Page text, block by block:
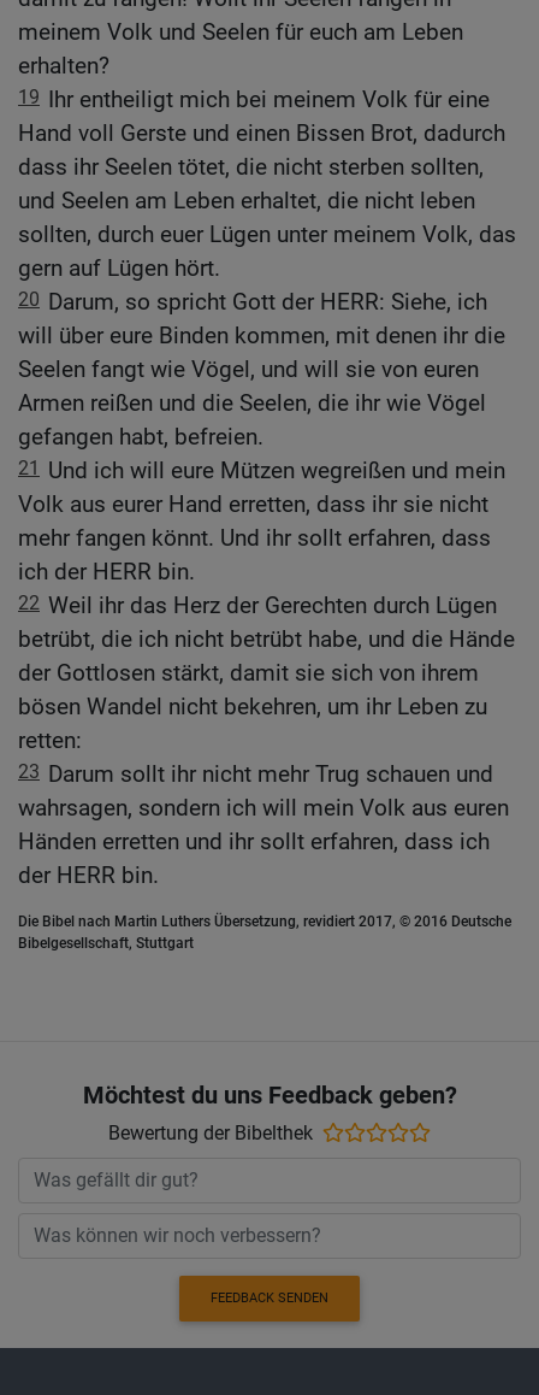
meinem Volk und Seelen für euch am Leben
erhalten?
19 Ihr entheiligt mich bei meinem Volk für eine
Hand voll Gerste und einen Bissen Brot, dadurch
dass ihr Seelen tötet, die nicht sterben sollten,
und Seelen am Leben erhaltet, die nicht leben
sollten, durch euer Lügen unter meinem Volk, das
gern auf Lügen hört.
20 Darum, so spricht Gott der HERR: Siehe, ich
will über eure Binden kommen, mit denen ihr die
Seelen fangt wie Vögel, und will sie von euren
Armen reißen und die Seelen, die ihr wie Vögel
gefangen habt, befreien.
21
Und ich will eure Mützen wegreißen und mein
Volk aus eurer Hand erretten, dass ihr sie nicht
mehr fangen könnt. Und ihr sollt erfahren, dass
ich der HERR bin.
22 Weil ihr das Herz der Gerechten durch Lügen
betrübt, die ich nicht betrübt habe, und die Hände
der Gottlosen stärkt, damit sie sich von ihrem
bösen Wandel nicht bekehren, um ihr Leben zu
retten:
23 Darum sollt ihr nicht mehr Trug schauen und
wahrsagen, sondern ich will mein Volk aus euren
Händen erretten und ihr sollt erfahren, dass ich
der HERR bin.
Die Bibel nach Martin Luthers Übersetzung, revidiert 2017, © 2016 Deutsche
Bibelgesellschaft, Stuttgart
Möchtest du uns Feedback geben?
Bewertung der Bibelthek
FEEDBACK SENDEN